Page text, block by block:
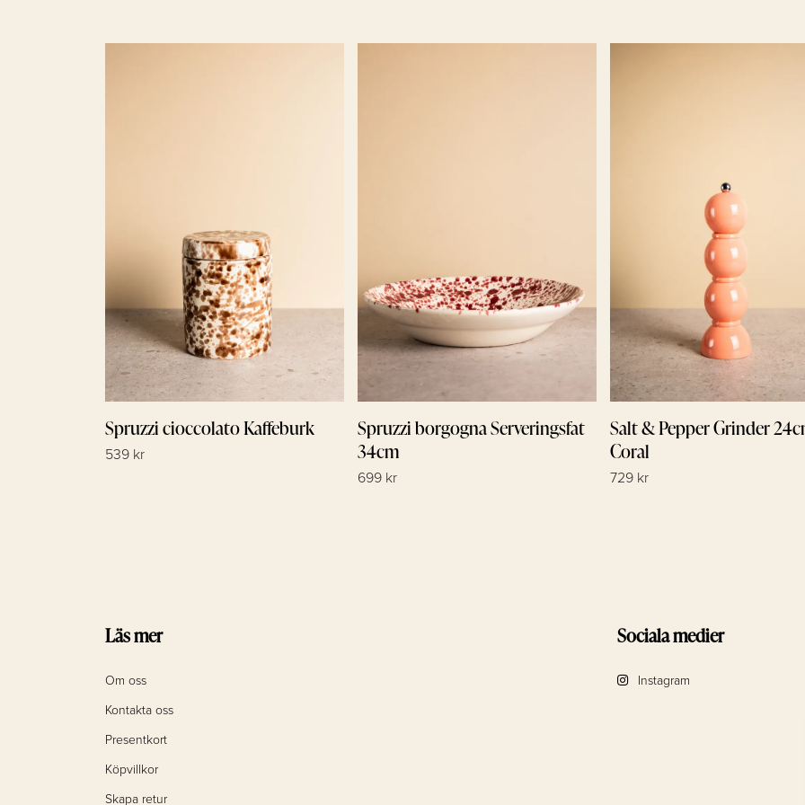
Spruzzi cioccolato Kaffeburk
539 kr
Spruzzi borgogna Serveringsfat
34cm
699 kr
Salt & Pepper Grinder
Coral
729 kr
Läs mer
Om oss
Kontakta oss
Presentkort
Köpvillkor
Skapa retur
Sociala medier
Instagram